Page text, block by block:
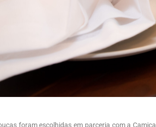
foram escolhidas em parceria com a